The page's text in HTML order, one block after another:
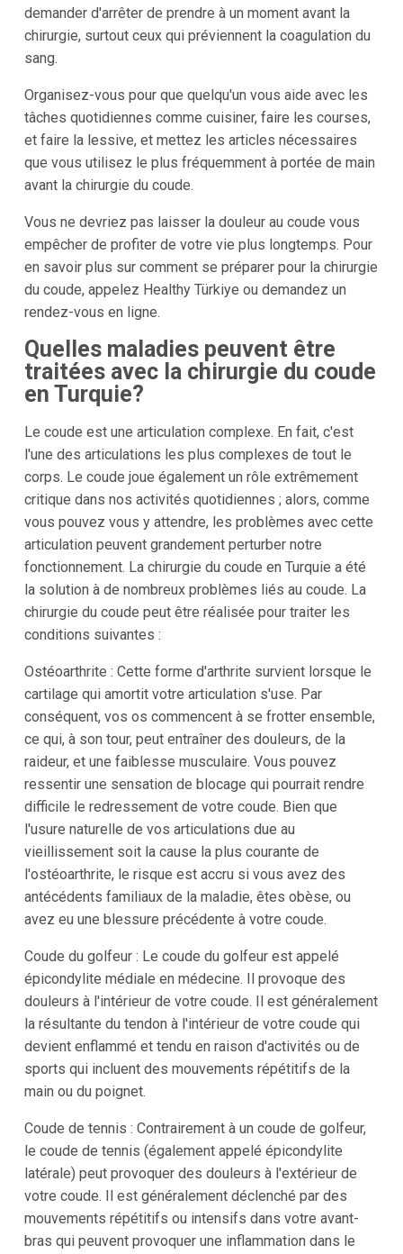
demander d'arrêter de prendre à un moment avant la
chirurgie, surtout ceux qui préviennent la coagulation du
sang.
Organisez-vous pour que quelqu'un vous aide avec les
tâches quotidiennes comme cuisiner, faire les courses,
et faire la lessive, et mettez les articles nécessaires
que vous utilisez le plus fréquemment à portée de main
avant la chirurgie du coude.
Vous ne devriez pas laisser la douleur au coude vous
empêcher de profiter de votre vie plus longtemps. Pour
en savoir plus sur comment se préparer pour la chirurgie
du coude, appelez Healthy Türkiye ou demandez un
rendez-vous en ligne.
Quelles maladies peuvent être
traitées avec la chirurgie du coude
en Turquie?
Le coude est une articulation complexe. En fait, c'est
l'une des articulations les plus complexes de tout le
corps. Le coude joue également un rôle extrêmement
critique dans nos activités quotidiennes ; alors, comme
vous pouvez vous y attendre, les problèmes avec cette
articulation peuvent grandement perturber notre
fonctionnement. La chirurgie du coude en Turquie a été
la solution à de nombreux problèmes liés au coude. La
chirurgie du coude peut être réalisée pour traiter les
conditions suivantes :
Ostéoarthrite : Cette forme d'arthrite survient lorsque le
cartilage qui amortit votre articulation s'use. Par
conséquent, vos os commencent à se frotter ensemble,
ce qui, à son tour, peut entraîner des douleurs, de la
raideur, et une faiblesse musculaire. Vous pouvez
ressentir une sensation de blocage qui pourrait rendre
difficile le redressement de votre coude. Bien que
l'usure naturelle de vos articulations due au
vieillissement soit la cause la plus courante de
l'ostéoarthrite, le risque est accru si vous avez des
antécédents familiaux de la maladie, êtes obèse, ou
avez eu une blessure précédente à votre coude.
Coude du golfeur : Le coude du golfeur est appelé
épicondylite médiale en médecine. Il provoque des
douleurs à l'intérieur de votre coude. Il est généralement
la résultante du tendon à l'intérieur de votre coude qui
devient enflammé et tendu en raison d'activités ou de
sports qui incluent des mouvements répétitifs de la
main ou du poignet.
Coude de tennis : Contrairement à un coude de golfeur,
le coude de tennis (également appelé épicondylite
latérale) peut provoquer des douleurs à l'extérieur de
votre coude. Il est généralement déclenché par des
mouvements répétitifs ou intensifs dans votre avant-
bras qui peuvent provoquer une inflammation dans le